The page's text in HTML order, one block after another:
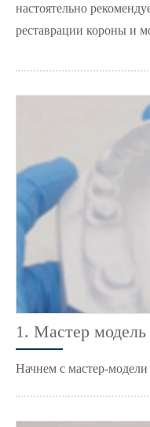
настоятельно
реставрации короны и
1. Мастер модель
Начнем с мастер-модели